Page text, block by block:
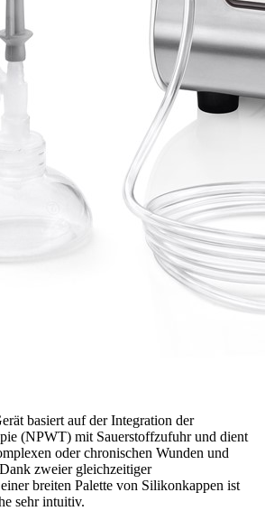
basiert auf der Integration der
(NPWT) mit Sauerstoffzufuhr und dient
oder chronischen Wunden und
zweier gleichzeitiger
breiten Palette von Silikonkappen ist
sehr intuitiv.